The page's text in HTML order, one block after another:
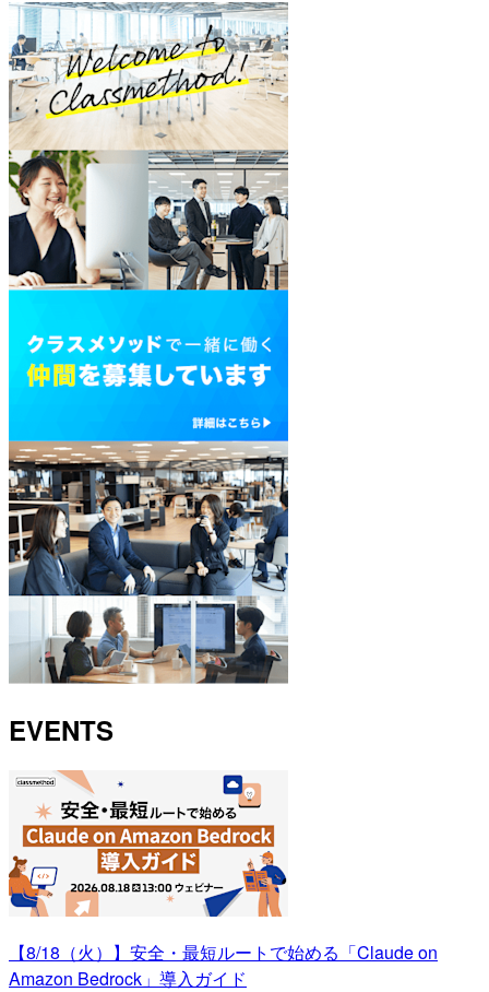
EVENTS
【8/18（火）】安全・最短ルートで始める「Claude on
Amazon Bedrock」導入ガイド